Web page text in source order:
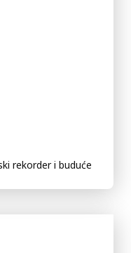
rekorder i buduće